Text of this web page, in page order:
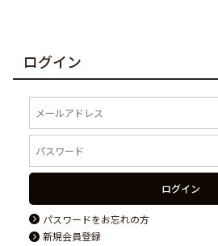
ログイン
ログイン
パスワードをお忘れの方
新規会員登録